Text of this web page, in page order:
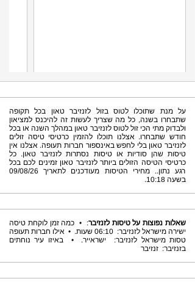
על מנת שתוכלו לטוס בזול לזנזיבר טאון בכל תקופה
שתבחרו בשנה, כל מה שצריך לעשות זה להיכנס למציאון
ולבדוק מתי הכי זול לטוס לזנזיבר טאון במהלך השנה או בכל
חודש שתבחרו. אצלנו תוכלו להזמין כרטיסי טיסה זולים
לזנזיבר טאון בלי לחפש באינספור חברות תעופה. אצלנו אין
טיסות שהן סודיות או טיסות נסתרות לזנזיבר טאון. כל
כרטיסי הטיסה הזולים ביותר לזנזיבר טאון זמינים לכם בכל
רגע נתון.. מחירי הטיסות מעודכנים לתאריך 09/08/26
בשעה 10:18.
שאלות נפוצות על טיסות לזנזיבר: • כמה זמן לוקחת טיסה
ישירה מישראל לזנזיבר: 06:10 שעות. • אילו חברות תעופה
טסות מישראל לזנזיבר: ישראייר. • באיזו עיר נוחתים
בזנזיבר: זנזיבר